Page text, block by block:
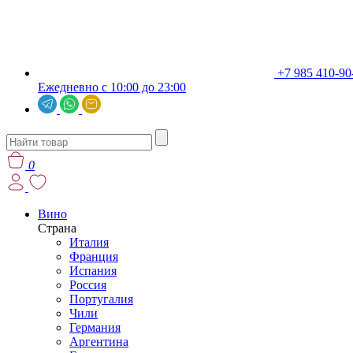
+7 985 410-
Ежедневно с 10:00 до 23:00
0
Вино
Страна
Италия
Франция
Испания
Россия
Португалия
Чили
Германия
Аргентина